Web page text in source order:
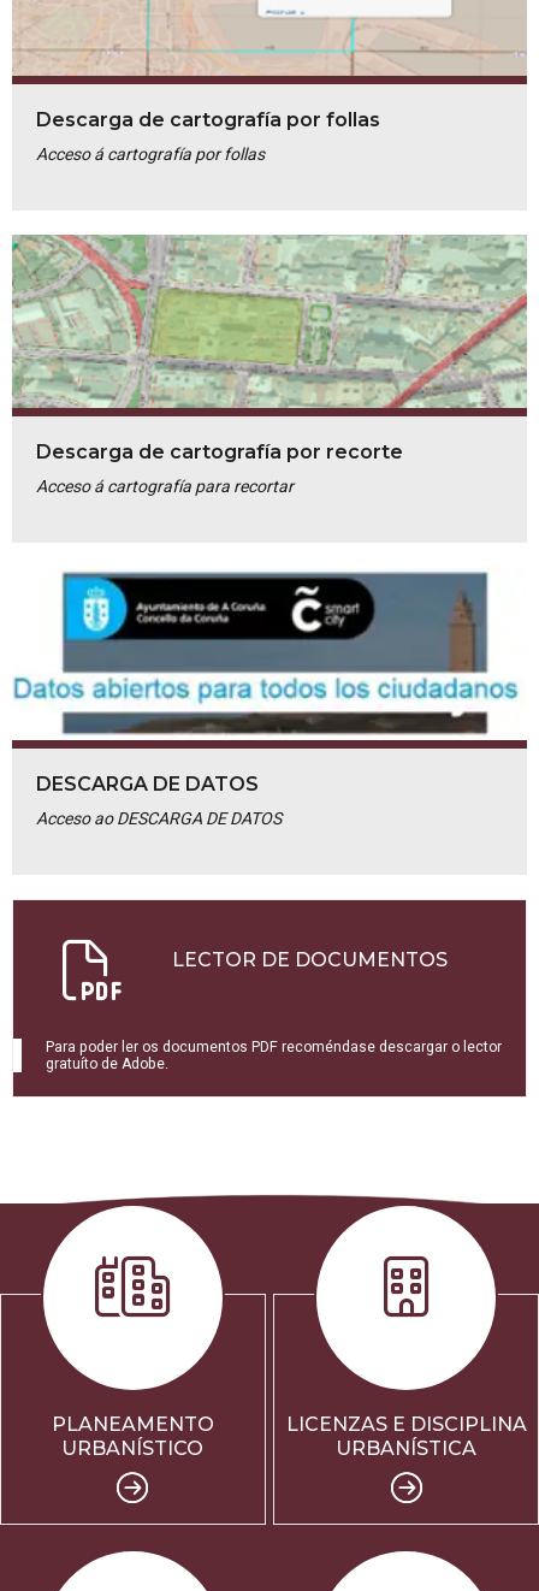
Descarga de cartografía por follas
Acceso á cartografía por follas
Descarga de cartografía por recorte
Acceso á cartografía para recortar
DESCARGA DE DATOS
Acceso ao DESCARGA DE DATOS
LECTOR DE DOCUMENTOS
Para poder ler os documentos PDF recoméndase descargar o lector
gratuíto de Adobe.
PLANEAMENTO
URBANÍSTICO
LICENZAS E DISCIPLINA
URBANÍSTICA